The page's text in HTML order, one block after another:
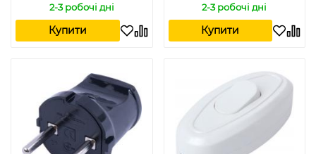
2-3 робочі дні
Купити
2-3 робочі дні
Купити